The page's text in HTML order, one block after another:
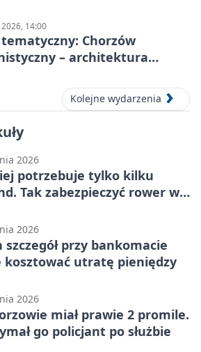
14:00
Chorzów
– architektura
Kolejne wydarzenia
2026
potrzebuje tylko kilku
Tak zabezpieczyć rower w
2026
szczegół przy bankomacie
kosztować utratę pieniędzy
2026
miał prawie 2 promile.
go policjant po służbie